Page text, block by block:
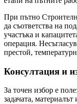
При пътно
да съответства на
участъка и
операция.
престой,
Консултация и
За точен избор е
задачата,